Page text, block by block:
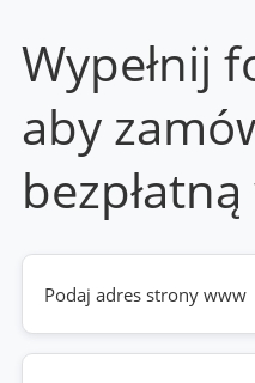
Wypełnij
aby
Twoja
strona
www
(wymagane)
Telefon